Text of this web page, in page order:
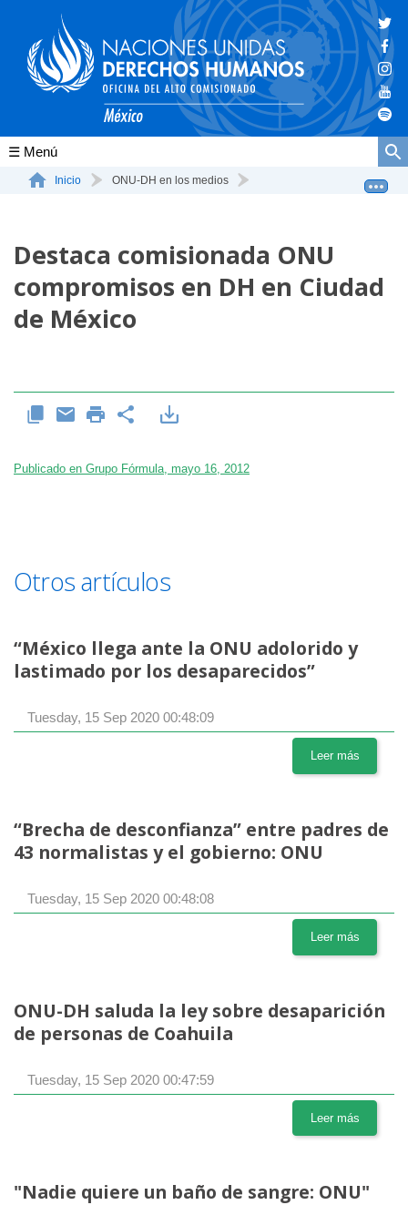
Conócenos
La ONU-DH en México
Vacantes ONU-DH México
ONU-DH en el tiempo
Inicio ONU-DH en los medios
Destaca comisionada ONU
compromisos en DH en Ciudad
de México
Publicado en Grupo Fórmula, mayo 16, 2012
Otros artículos
“México llega ante la ONU adolorido y
lastimado por los desaparecidos”
Tuesday, 15 Sep 2020 00:48:09
Leer más
“Brecha de desconfianza” entre padres de
43 normalistas y el gobierno: ONU
Tuesday, 15 Sep 2020 00:48:08
Leer más
ONU-DH saluda la ley sobre desaparición
de personas de Coahuila
Tuesday, 15 Sep 2020 00:47:59
Leer más
"Nadie quiere un baño de sangre: ONU"